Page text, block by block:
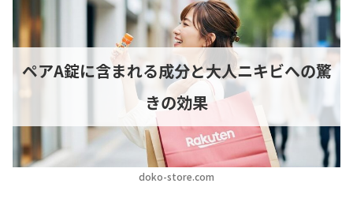
doko-store.com
ペアA錠に含まれる成分と大人ニキビへの驚
きの効果